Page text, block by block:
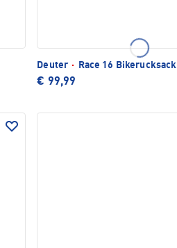
Deuter · Race 16 Bikerucksack
€ 99,99